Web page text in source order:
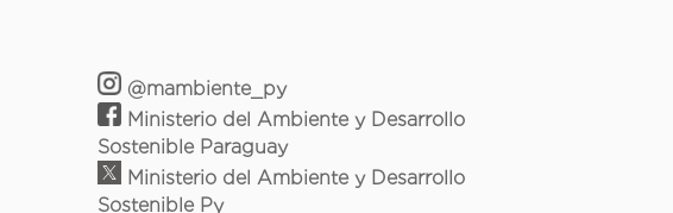
@mambiente_py
Ministerio del Ambiente y Desarrollo
Sostenible Paraguay
Ministerio del Ambiente y Desarrollo
Sostenible Py